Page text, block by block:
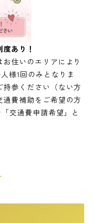
あり！
住いのエリアにより
様1回のみとなりま
参ください（ない方
費補助をご希望の方
交通費申請希望」と